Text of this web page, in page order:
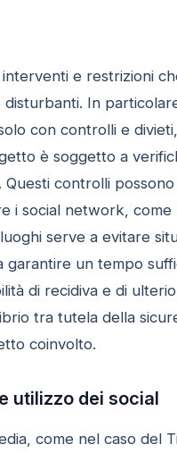
e restrizioni
In
con controlli e
è soggetto a
controlli
i social network,
serve a evitare
garantire un tempo
di recidiva e di
tra tutela della
coinvolto.
utilizzo dei social
come nel caso